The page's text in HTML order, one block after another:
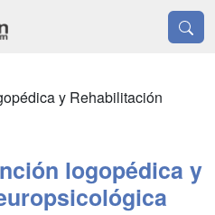
y Rehabilitación
logopédica y